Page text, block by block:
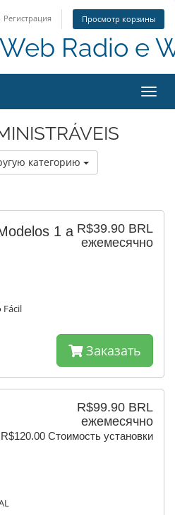
Регистрация Просмотр корзины
Radio e
категорию
R$39.90 BRL
ежемесячно
1 a
Fácil
Заказать
R$99.90 BRL
ежемесячно
R$120.00 Стоимость установки